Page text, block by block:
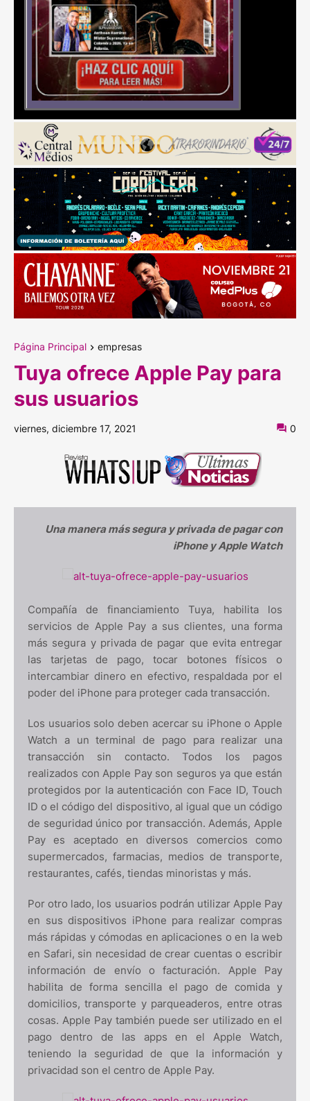
Página Principal empresas
Tuya ofrece Apple Pay para
sus usuarios
viernes, diciembre 17, 2021 0
Una manera más segura y privada de pagar con
iPhone y Apple Watch
Compañía de financiamiento Tuya, habilita los
servicios de Apple Pay a sus clientes, una forma
más segura y privada de pagar que evita entregar
las tarjetas de pago, tocar botones físicos o
intercambiar dinero en efectivo, respaldada por el
poder del iPhone para proteger cada transacción.
Los usuarios solo deben acercar su iPhone o Apple
Watch a un terminal de pago para realizar una
transacción sin contacto. Todos los pagos
realizados con Apple Pay son seguros ya que están
protegidos por la autenticación con Face ID, Touch
ID o el código del dispositivo, al igual que un código
de seguridad único por transacción. Además, Apple
Pay es aceptado en diversos comercios como
supermercados, farmacias, medios de transporte,
restaurantes, cafés, tiendas minoristas y más.
Por otro lado, los usuarios podrán utilizar Apple Pay
en sus dispositivos iPhone para realizar compras
más rápidas y cómodas en aplicaciones o en la web
en Safari, sin necesidad de crear cuentas o escribir
información de envío o facturación. Apple Pay
habilita de forma sencilla el pago de comida y
domicilios, transporte y parqueaderos, entre otras
cosas. Apple Pay también puede ser utilizado en el
pago dentro de las apps en el Apple Watch,
teniendo la seguridad de que la información y
privacidad son el centro de Apple Pay.